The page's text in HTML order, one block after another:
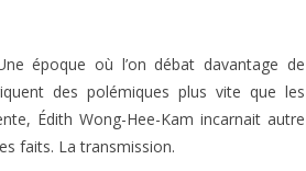
époque où l’on débat davantage de
des polémiques plus vite que les
Édith Wong-Hee-Kam incarnait autre
faits. La transmission.